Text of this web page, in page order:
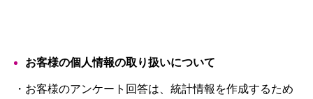
お客様の個人情報の取り扱いについて
・お客様のアンケート回答は、統計情報を作成するため